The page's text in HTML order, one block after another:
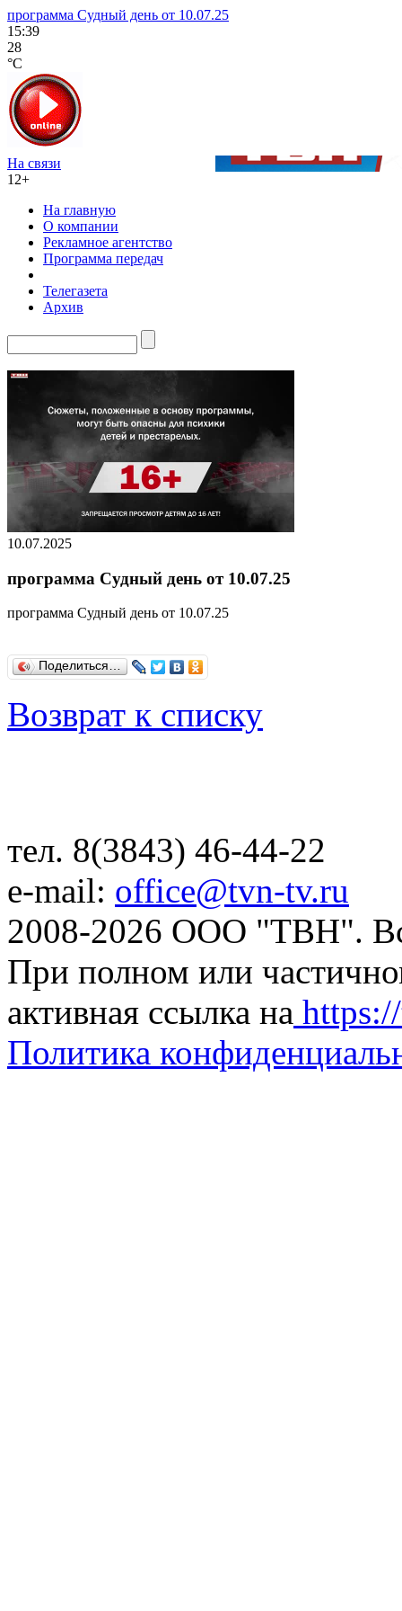
программа Судный день от 10.07.25
15:39
28
°C
На связи
12+
На главную
О компании
Рекламное агентство
Программа передач
Телегазета
Архив
10.07.2025
программа Судный день от 10.07.25
программа Судный день от 10.07.25
Поделиться…
Возврат к списку
тел. 8(3843) 46-44-22
e-mail: office@tvn-tv.ru
2008-2026 ООО "ТВН".
При полном или
активная ссылка на
Политика